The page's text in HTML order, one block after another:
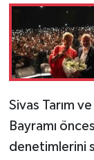
Sivas Tarım
Bayramı
denetimlerini